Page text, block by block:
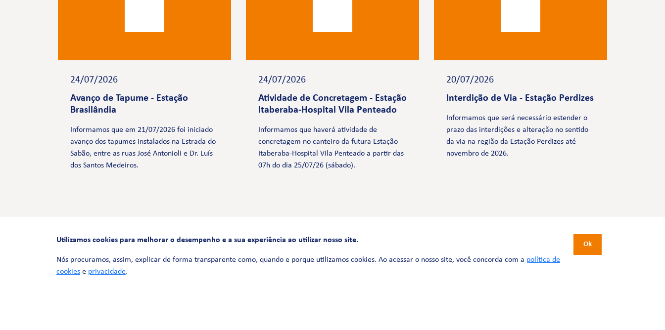
24/07/2026
Avanço de Tapume - Estação
Brasilândia
Informamos que em 21/07/2026 foi iniciado
avanço dos tapumes instalados na Estrada do
Sabão, entre as ruas José Antonioli e Dr. Luís
dos Santos Medeiros.
24/07/2026
Atividade de Concretagem - Estação
Itaberaba-Hospital Vila Penteado
Informamos que haverá atividade de
concretagem no canteiro da futura Estação
Itaberaba-Hospital Vila Penteado a partir das
07h do dia 25/07/26 (sábado).
20/07/2026
Interdição de Via - Estação Perdizes
Informamos que será necessário estender o
prazo das interdições e alteração no sentido
da via na região da Estação Perdizes até
novembro de 2026.
FALE CONOSCO
0800 580 3172
Utilizamos cookies para melhorar o desempenho e a sua experiência ao utilizar nosso site.
Nós procuramos, assim, explicar de forma transparente como, quando e porque utilizamos cookies. Ao acessar o nosso site, você concorda com a política de
cookies e privacidade.
Ok